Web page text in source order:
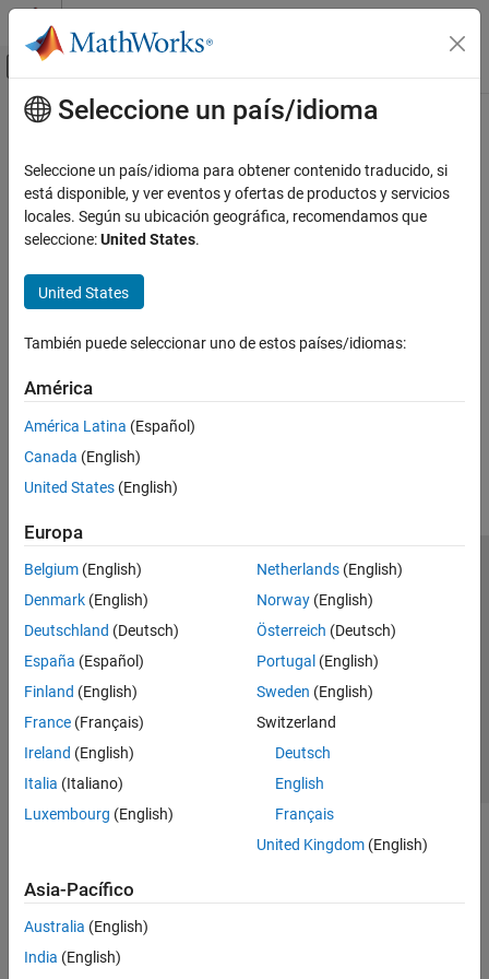
Saltar al contenido
Mostrar/ocultar menú de navegación
Inicio de Documentación
Contenido principal
How useful was this information?
Seleccione un país/idioma
Seleccione un país/idioma para obtener contenido traducido, si
está disponible, y ver eventos y ofertas de productos y servicios
locales. Según su ubicación geográfica, recomendamos que
seleccione:United States.
United States
También puede seleccionar uno de estos países/idiomas:
América
América Latina (Español)
Canada (English)
United States (English)
Europa
Belgium (English)
Denmark (English)
Deutschland (Deutsch)
España (Español)
Finland (English)
France (Français)
Ireland (English)
Italia (Italiano)
Luxembourg (English)
Netherlands(English)
Norway(English)
Österreich (Deutsch)
Portugal (English)
Sweden (English)
Switzerland
Deutsch
English
Français
United Kingdom(English)
Asia-Pacífico
Australia (English)
India (English)
Centro de confianza
Marcas comerciales
Política de privacidad
Antipiratería
Estado de las aplicaciones
Información de contacto
© 1994-2026 The MathWorks, Inc.